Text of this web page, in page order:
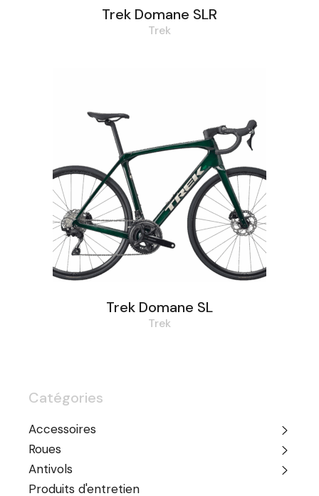
Trek Domane SLR
Trek
Trek Domane SL
Trek
Catégories
Accessoires
Roues
Antivols
Produits d'entretien